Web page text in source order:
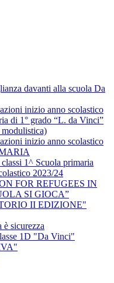
davanti alla scuola Da
inizio anno scolastico
di 1° grado “L. da Vinci”
inizio anno scolastico
1^ Scuola primaria
2023/24
FOR REFUGEES IN
SI GIOCA”
II EDIZIONE"
è sicurezza
1D "Da Vinci"